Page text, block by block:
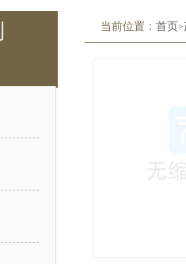
当前位置： 首页>